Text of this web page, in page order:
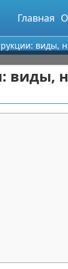
Главная
виды,
виды,